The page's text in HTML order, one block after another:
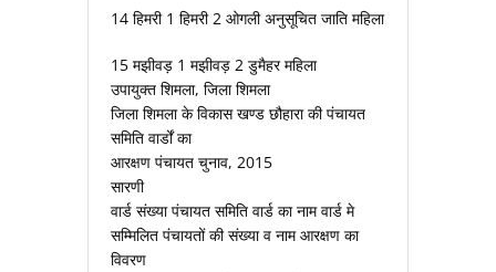
14 हिमरी 1 हिमरी 2 ओगली अनुसूचित जाति महिला
15 मझीवड़ 1 मझीवड़ 2 डुमैहर महिला
उपायुक्त शिमला, जिला शिमला
जिला शिमला के विकास खण्ड छौहारा की पंचायत
समिति वार्डों का
आरक्षण पंचायत चुनाव, 2015
सारणी
वार्ड संख्या पंचायत समिति वार्ड का नाम वार्ड मे
सम्मिलित पंचायतों की संख्या व नाम आरक्षण का
विवरण